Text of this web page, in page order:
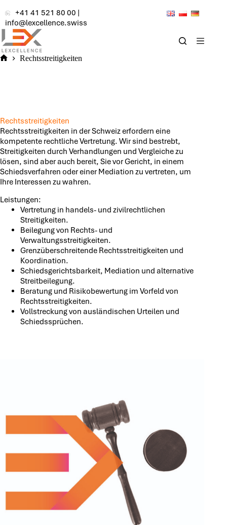
Inhalt
springen
+41 41 521 80 00 |
info@lexcellence.swiss
Rechtsstreitigkeiten
Rechtsstreitigkeiten
Rechtsstreitigkeiten in der Schweiz erfordern eine
kompetente rechtliche Vertretung. Wir sind bestrebt,
Streitigkeiten durch Verhandlungen und Vergleiche zu
lösen, sind aber auch bereit, Sie vor Gericht, in einem
Schiedsverfahren oder einer Mediation zu vertreten, um
Ihre Interessen zu wahren.
Leistungen:
Vertretung in handels- und zivilrechtlichen
Streitigkeiten.
Beilegung von Rechts- und
Verwaltungsstreitigkeiten.
Grenzüberschreitende Rechtsstreitigkeiten und
Koordination.
Schiedsgerichtsbarkeit, Mediation und alternative
Streitbeilegung.
Beratung und Risikobewertung im Vorfeld von
Rechtsstreitigkeiten.
Vollstreckung von ausländischen Urteilen und
Schiedssprüchen.